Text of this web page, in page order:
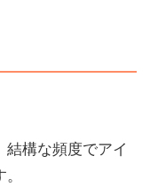
構な頻度でアイ